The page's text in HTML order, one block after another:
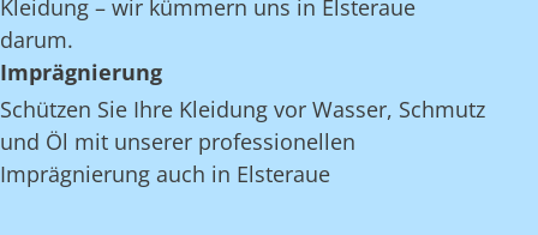
Kleidung – wir kümmern uns in Elsteraue
darum.
Imprägnierung
Schützen Sie Ihre Kleidung vor Wasser, Schmutz
und Öl mit unserer professionellen
Imprägnierung auch in Elsteraue